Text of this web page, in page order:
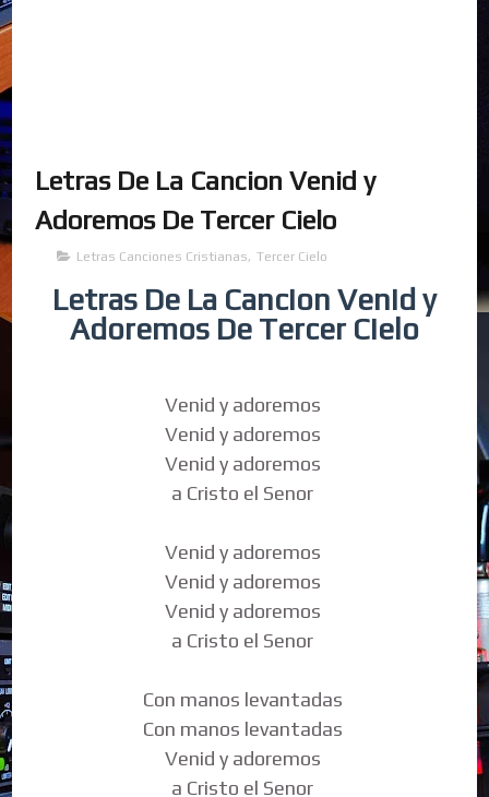
Letras De La Cancion Venid y
Adoremos De Tercer Cielo
Letras Canciones Cristianas, Tercer Cielo
Letras De La Cancion Venid y
Adoremos De Tercer Cielo
Venid y adoremos
Venid y adoremos
Venid y adoremos
a Cristo el Senor
Venid y adoremos
Venid y adoremos
Venid y adoremos
a Cristo el Senor
Con manos levantadas
Con manos levantadas
Venid y adoremos
a Cristo el Senor